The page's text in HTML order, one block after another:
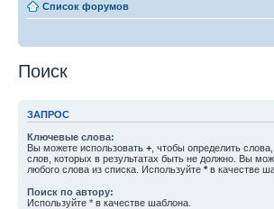
Список форумов
Поиск
ЗАПРОС
Ключевые слова:
Вы можете использовать + , чтобы определить
слов, которых в результатах быть не должно. Вы
любого слова из списка. Используйте * в качестве
Поиск по автору:
Используйте * в качестве шаблона.